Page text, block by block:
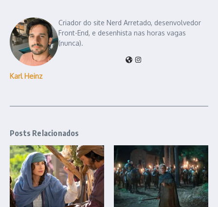
Karl Heinz
Criador do site Nerd Arretado, desenvolvedor
Front-End, e desenhista nas horas vagas
(nunca).
Posts Relacionados